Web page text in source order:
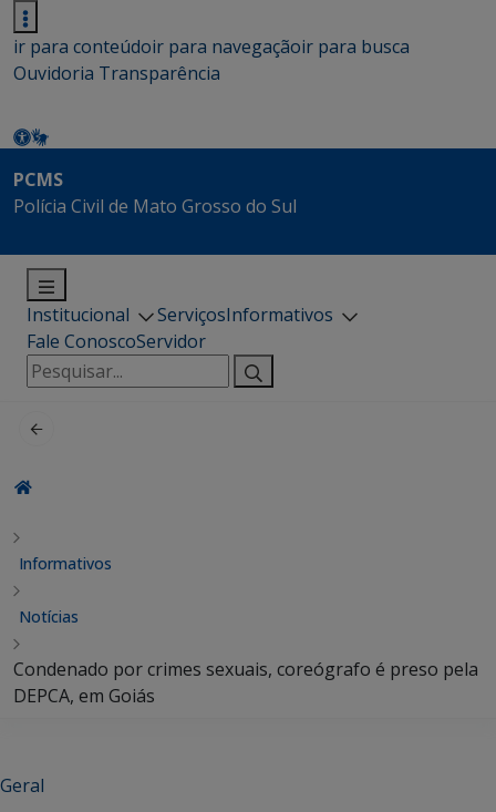
ir para conteúdoir para navegaçãoir para busca
Ouvidoria Transparência
PCMS
Polícia Civil de Mato Grosso do Sul
Institucional ServiçosInformativos
Fale ConoscoServidor
Pesquisar
por:
Informativos
Notícias
Condenado por crimes sexuais, coreógrafo é preso pela
DEPCA, em Goiás
Geral